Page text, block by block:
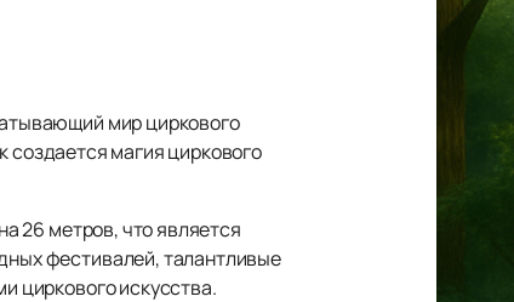
мир циркового
создается магия циркового
26 метров, что является
фестивалей, талантливые
циркового искусства.